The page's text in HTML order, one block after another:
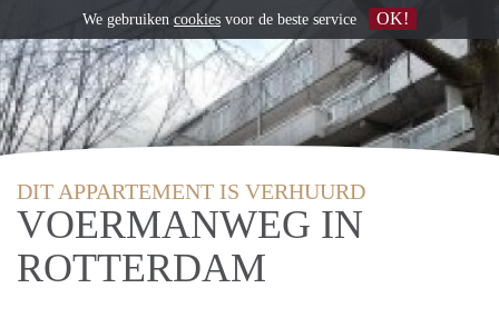
DIT APPARTEMENT IS VERHUURD
VOERMANWEG IN
ROTTERDAM
We gebruiken cookies voor de beste service OK!